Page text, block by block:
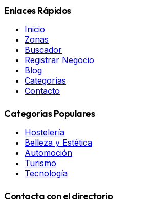
Enlaces Rápidos
Inicio
Zonas
Buscador
Registrar Negocio
Blog
Categorías
Contacto
Categorías Populares
Hostelería
Belleza y Estética
Automoción
Turismo
Tecnología
Contacta con el directorio